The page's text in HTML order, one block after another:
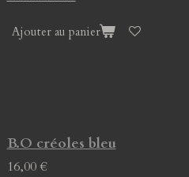
Ajouter au panier
B.O créoles bleu
16,00 €